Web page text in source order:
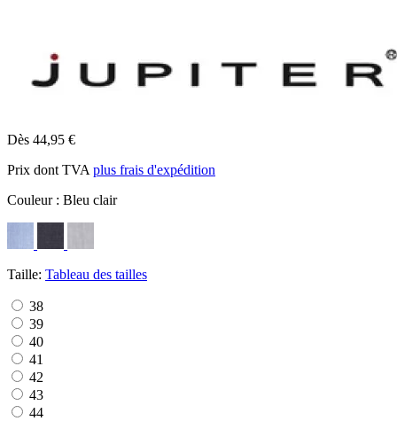
Dès 44,95 €
Prix dont TVA plus frais d'expédition
Couleur : Bleu clair
Taille: Tableau des tailles
38
39
40
41
42
43
44